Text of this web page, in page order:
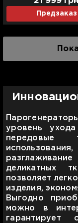
Предзаказ
уровень
передовые
деликатных
позволяет
изделия,
Выгодно
можно в
гарантирует